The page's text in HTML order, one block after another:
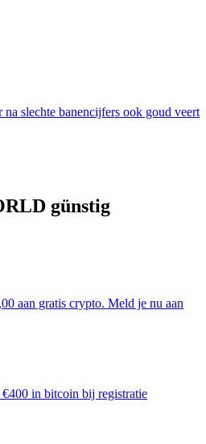
slechte banencijfers ook goud veert
günstig
aan gratis crypto. Meld je nu aan
in bitcoin bij registratie